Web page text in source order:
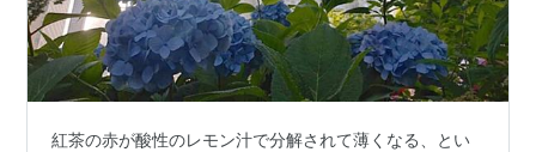
紅茶の赤が酸性のレモン汁で分解されて薄くなる、とい